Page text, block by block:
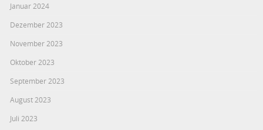
Januar 2024
Dezember 2023
November 2023
Oktober 2023
September 2023
August 2023
Juli 2023